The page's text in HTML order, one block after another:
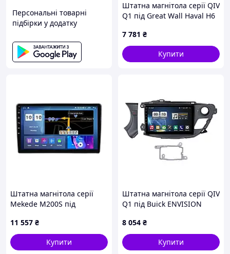
Персональні товарні
підбірки у додатку
Штатна магнітола серії QIV
Q1 під Great Wall Haval H6
7 781 ₴
Купити
Штатна магнітола серії
Mekede M200S під
2002-2008 (F2) 9 дюймів
11 557 ₴
Купити
Штатна магнітола серії QIV
Q1 під Buick ENVISION
8 054 ₴
Купити